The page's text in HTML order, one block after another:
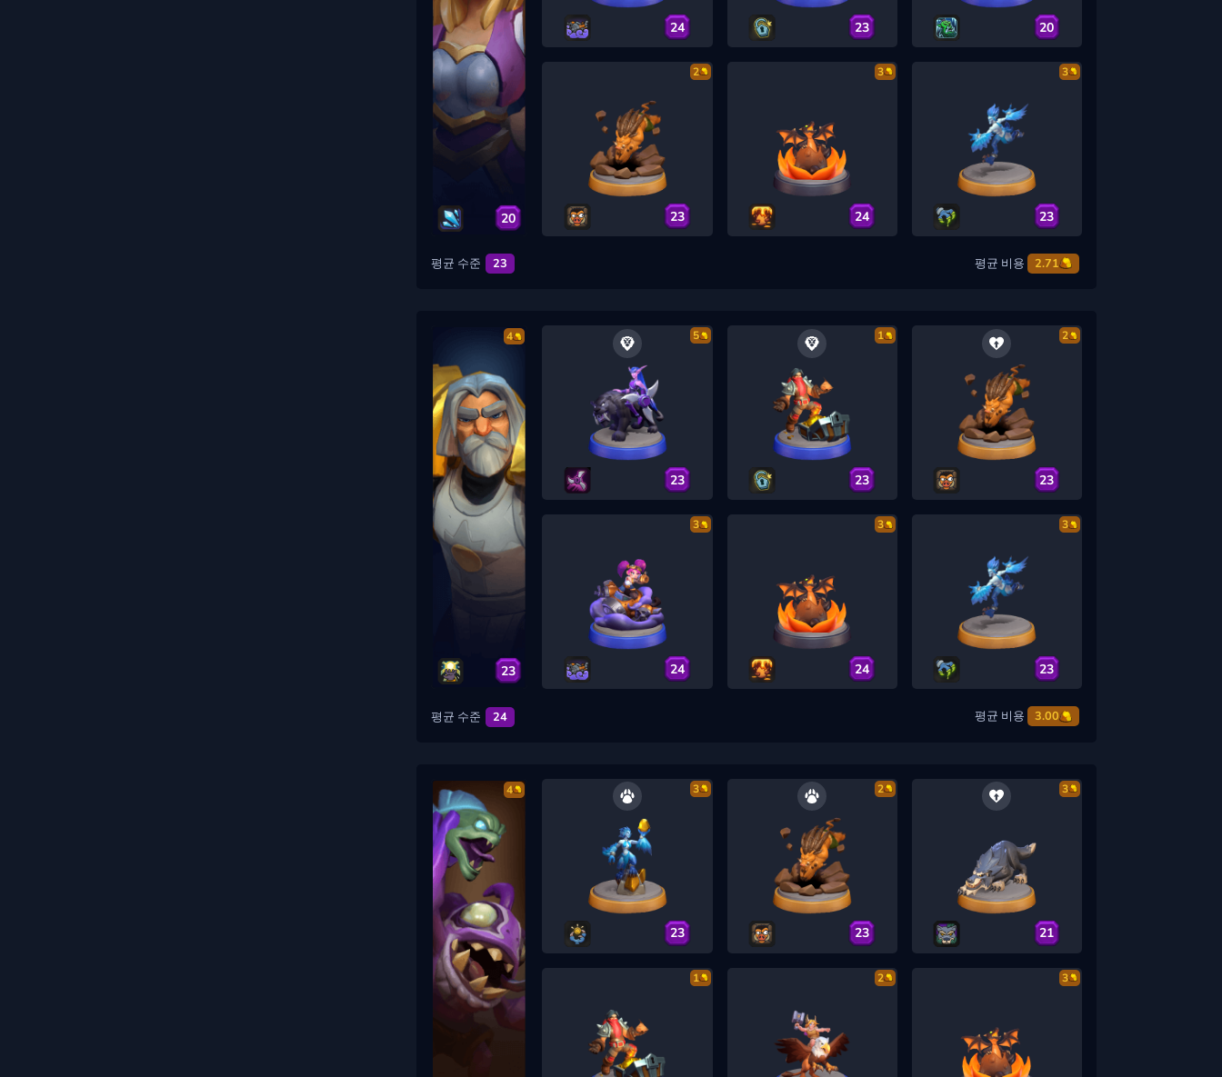
20
24 23 20
2
23
3
24
3
23
평균 수준 23 평균 비용 2.71
4
23
5
23
1
23
2
23
3
24
3
24
3
23
평균 수준 24 평균 비용 3.00
4 3
23
2
23
3
21
1 2 3